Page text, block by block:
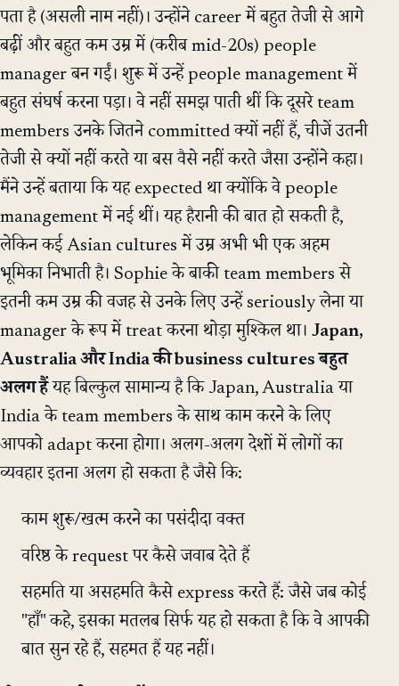
पता है (असली नाम नहीं)। उन्होंने career में बहुत तेजी से आगे
बढ़ीं और बहुत कम उम्र में (करीब mid-20s) people
manager बन गईं। शुरू में उन्हें people management में
बहुत संघर्ष करना पड़ा। वे नहीं समझ पाती थीं कि दूसरे team
members उनके जितने committed क्यों नहीं हैं, चीजें उतनी
तेजी से क्यों नहीं करते या बस वैसे नहीं करते जैसा उन्होंने कहा।
मैंने उन्हें बताया कि यह expected था क्योंकि वे people
management में नई थीं। यह हैरानी की बात हो सकती है,
लेकिन कई Asian cultures में उम्र अभी भी एक अहम
भूमिका निभाती है। Sophie के बाकी team members से
इतनी कम उम्र की वजह से उनके लिए उन्हें seriously लेना या
manager के रूप में treat करना थोड़ा मुश्किल था। Japan,
Australia और India की business cultures बहुत
अलग हैंयह बिल्कुल सामान्य है कि Japan, Australia या
India के team members के साथ काम करने के लिए
आपको adapt करना होगा। अलग-अलग देशों में लोगों का
व्यवहार इतना अलग हो सकता है जैसे कि:
काम शुरू/खत्म करने का पसंदीदा वक्त
वरिष्ठ के request पर कैसे जवाब देते हैं
सहमति या असहमति कैसे express करते हैं: जैसे जब कोई
"हाँ" कहे, इसका मतलब सिर्फ यह हो सकता है कि वे आपकी
बात सुन रहे हैं, सहमत हैं यह नहीं।